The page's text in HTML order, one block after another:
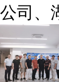
公司、